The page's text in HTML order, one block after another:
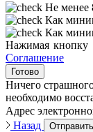
Не менее
Как
Как
Нажимая кнопку
Соглашение
Готово
Ничего
необходимо
Адрес
Назад
Отправить